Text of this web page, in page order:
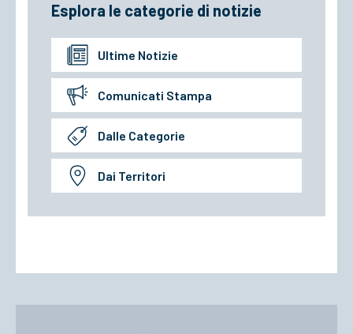
Esplora le categorie di notizie
Ultime Notizie
Comunicati Stampa
Dalle Categorie
Dai Territori